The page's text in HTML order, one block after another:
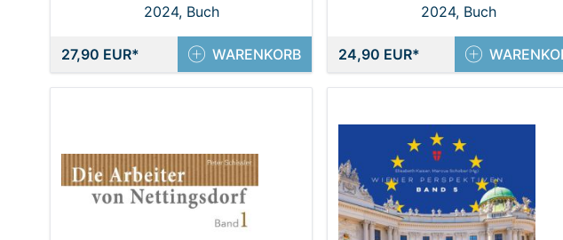
2024, Buch
27,90 EUR WARENKORB
Witzani-Haim, Dennis
Tamesberger, Hannah Quinz,
Simon Theurl
2024, Buch
24,90 EUR